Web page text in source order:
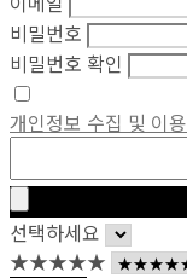
비밀번호
비밀번호 확인
개인정보 수집 및 이용
선택하세요
★★★★★